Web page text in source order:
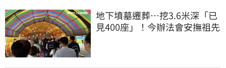
地下墳墓遷葬…挖3.6米深「已
見400座」！今辦法會安撫祖先